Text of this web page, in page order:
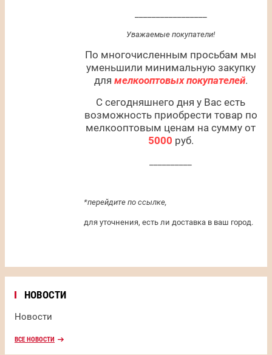
Уважаемые покупатели!
По многочисленным просьбам мы
уменьшили минимальную закупку
для мелкооптовых покупателей.
С сегодняшнего дня у Вас есть
возможность приобрести товар по
мелкооптовым ценам на сумму от
5000 руб.
*перейдите по ссылке,
для уточнения, есть ли доставка в ваш город.
НОВОСТИ
Новости
ВСЕ НОВОСТИ